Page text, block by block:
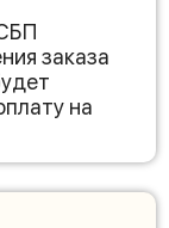
заказа
на